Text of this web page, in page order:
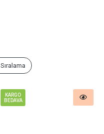
Sıralama
KARGO
BEDAVA